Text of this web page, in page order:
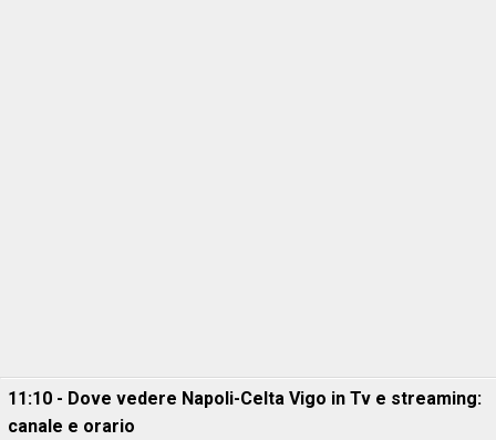
11:10 - Dove vedere Napoli-Celta Vigo in Tv e streaming:
canale e orario